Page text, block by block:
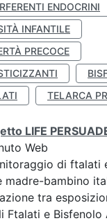
ENDOCRINI
INFANTILE
PRECOCE
TELARCA
LIFE
Web
di ftalati
madre-bambino
tra
Ftalati e Bisfenolo